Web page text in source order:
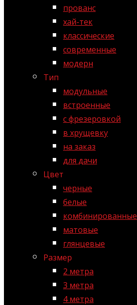
прованс
хай-тек
классические
современные
модерн
Тип
модульные
встроенные
с фрезеровкой
в хрущевку
на заказ
для дачи
Цвет
черные
белые
комбинированные
матовые
глянцевые
Размер
2 метра
3 метра
4 метра